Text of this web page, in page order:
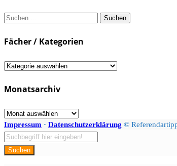
Suchen
Fächer / Kategorien
Fächer
Kategorien
Monatsarchiv
Monatsarchiv
Impressum · Datenschutzerklärung ©
Suchen